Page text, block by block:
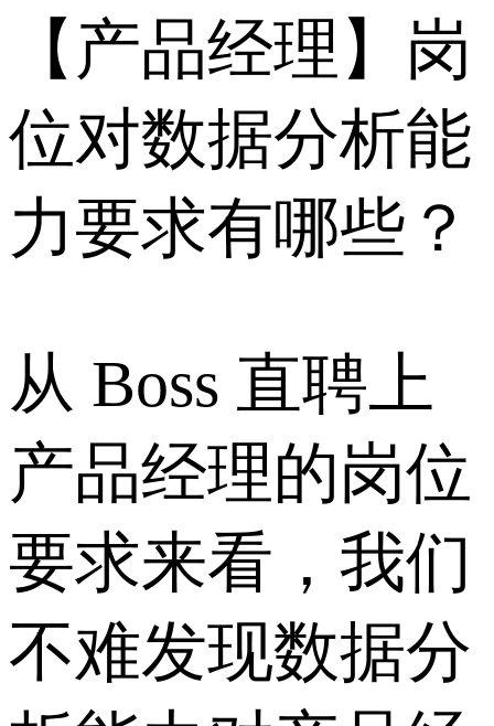
【产品经理】岗
位对数据分析能
力要求有哪些？
从 Boss 直聘上
产品经理的岗位
要求来看，我们
不难发现数据分